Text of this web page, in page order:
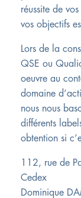
réussite de
vos objectifs
Lors de la
QSE ou
oeuvre au
domaine
nous nous
différents
obtention si
112, rue de
Cedex
Dominique